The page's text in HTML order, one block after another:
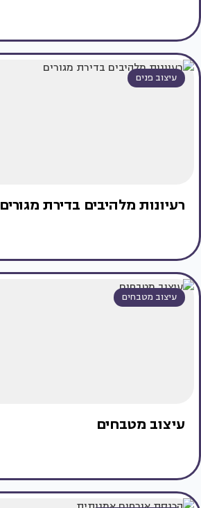
עיצוב פנים
רעיונות מלהיבים בדירת מגורים
עיצוב מטבחים
עיצוב מטבחים